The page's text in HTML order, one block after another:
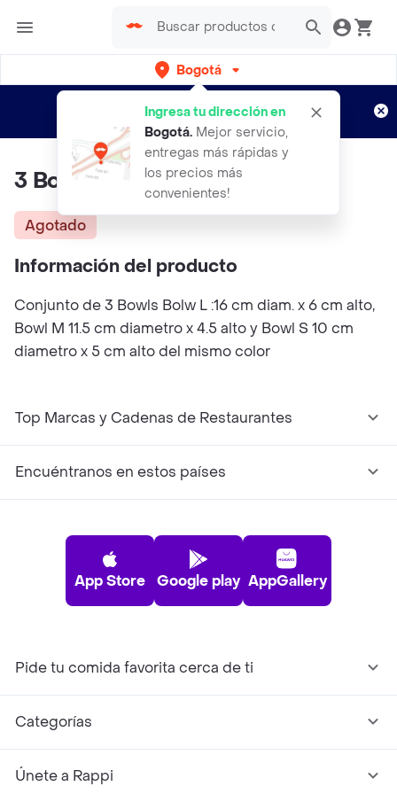
Bogotá
Ingresa tu dirección en
Bogotá. Mejor servicio,
entregas más rápidas y
los precios más
convenientes!
envíos gratis por semanas
Aplican TyC
3 Bowls Del Mismo Color
Agotado
Información del producto
Conjunto de 3 Bowls Bolw L :16 cm diam. x 6 cm alto,
Bowl M 11.5 cm diametro x 4.5 alto y Bowl S 10 cm
diametro x 5 cm alto del mismo color
Top Marcas y Cadenas de Restaurantes
Encuéntranos en estos países
App Store Google play AppGallery
Pide tu comida favorita cerca de ti
Categorías
Únete a Rappi